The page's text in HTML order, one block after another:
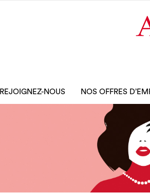
REJOIGNEZ-NOUS NOS OFFRES